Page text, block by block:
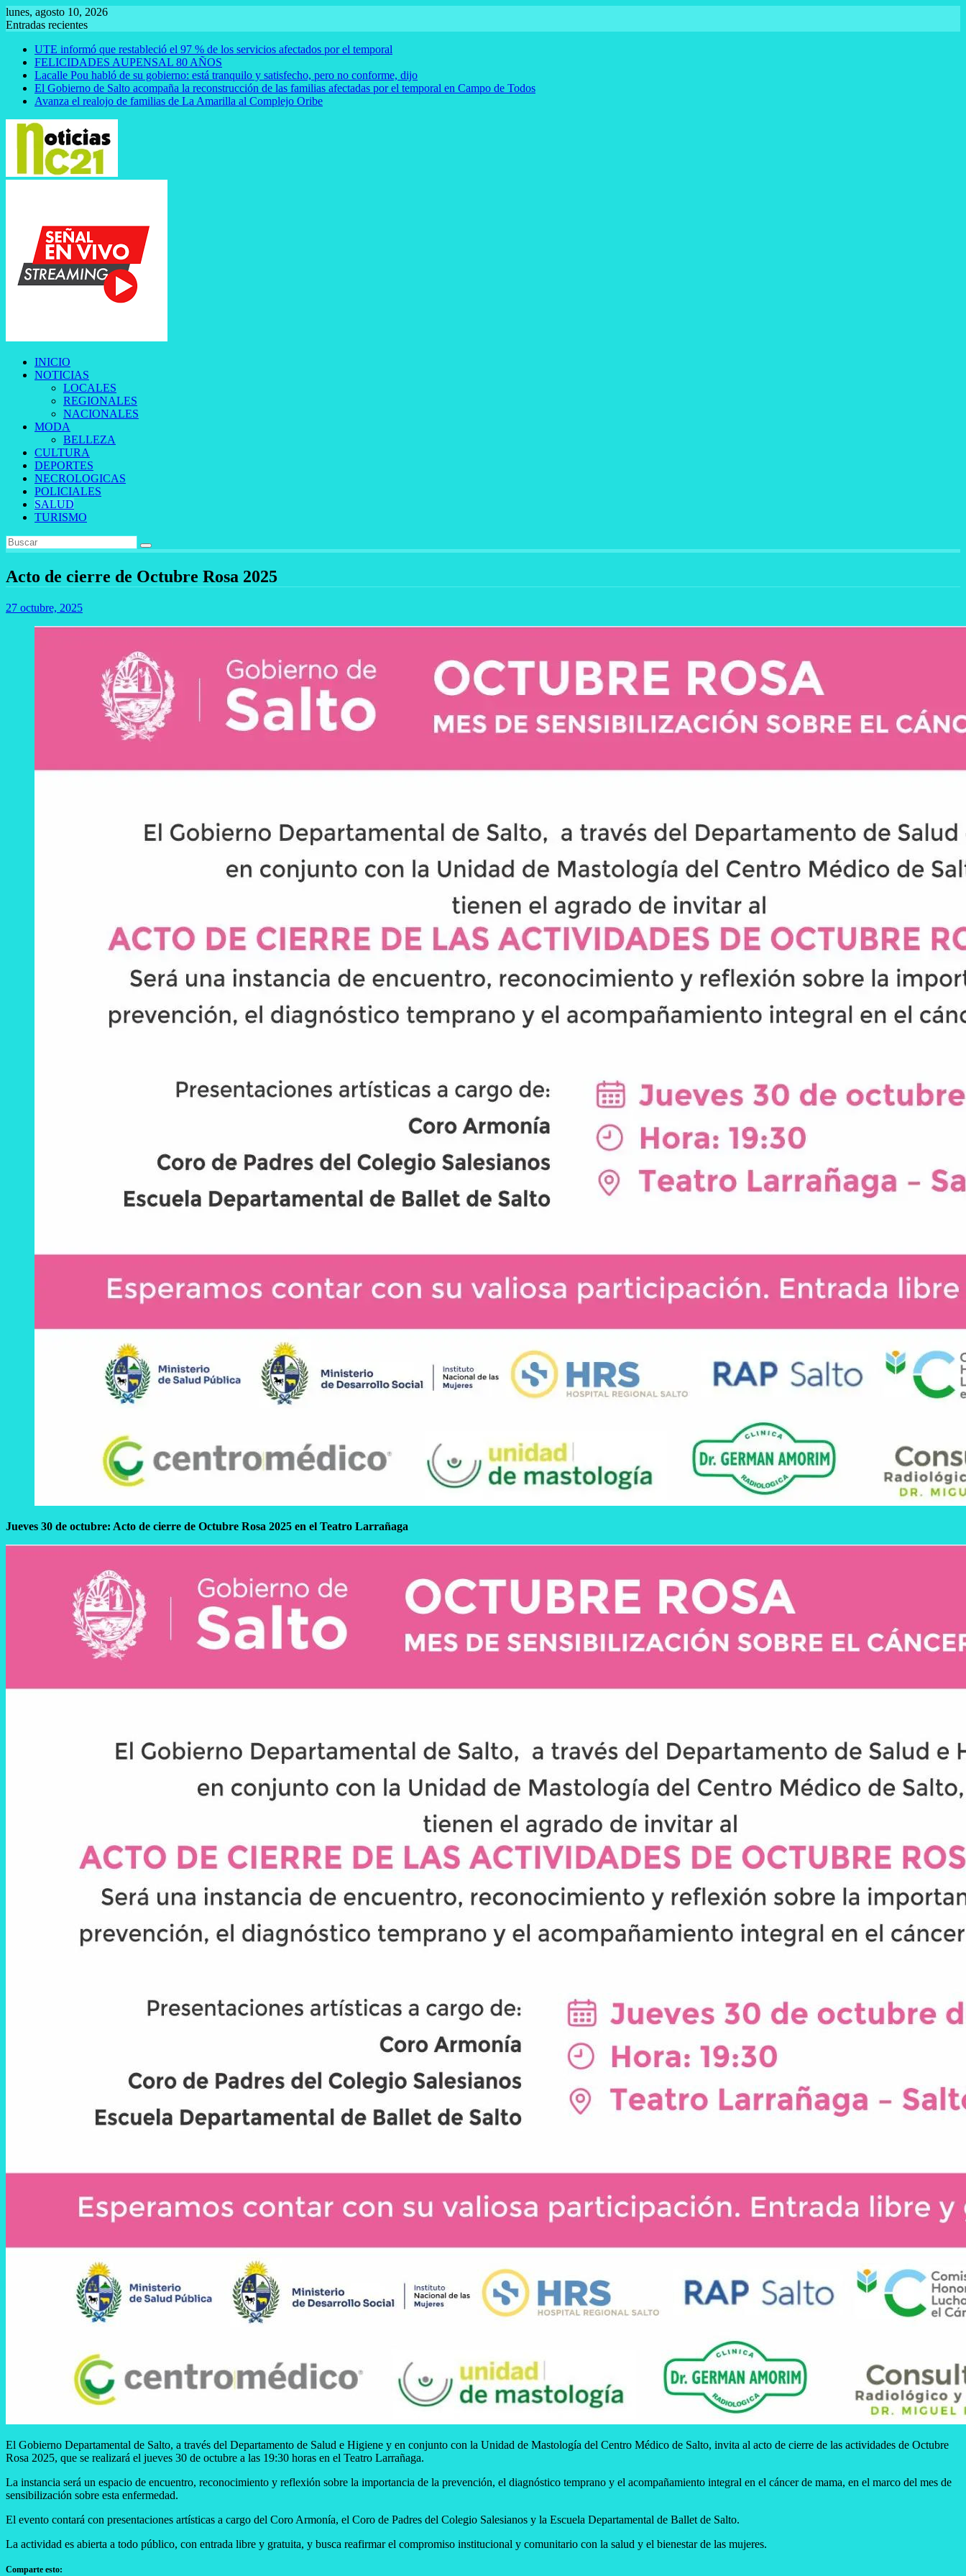
Saltar
al
lunes, agosto 10, 2026
Entradas recientes
UTE informó que restableció el 97 % de los servicios afectados por el temporal
FELICIDADES AUPENSAL 80 AÑOS
Lacalle Pou habló de su gobierno: está tranquilo y satisfecho, pero no conforme, dijo
El Gobierno de Salto acompaña la reconstrucción de las familias afectadas por el temporal en Campo de Todos
Avanza el realojo de familias de La Amarilla al Complejo Oribe
INICIO
NOTICIAS
LOCALES
REGIONALES
NACIONALES
MODA
BELLEZA
CULTURA
DEPORTES
NECROLOGICAS
POLICIALES
SALUD
TURISMO
Acto de cierre de Octubre Rosa 2025
27 octubre, 2025
Jueves 30 de octubre: Acto de cierre de Octubre Rosa 2025 en el Teatro Larrañaga
El Gobierno Departamental de Salto, a través del Departamento de Salud e Higiene y en conjunto con la Unidad de Mastología del Centro Médico de Salto, invita al acto de cierre de las actividades de Octubre
Rosa 2025, que se realizará el jueves 30 de octubre a las 19:30 horas en el Teatro Larrañaga.
La instancia será un espacio de encuentro, reconocimiento y reflexión sobre la importancia de la prevención, el diagnóstico temprano y el acompañamiento integral en el cáncer de mama, en el marco del mes de
sensibilización sobre esta enfermedad.
El evento contará con presentaciones artísticas a cargo del Coro Armonía, el Coro de Padres del Colegio Salesianos y la Escuela Departamental de Ballet de Salto.
La actividad es abierta a todo público, con entrada libre y gratuita, y busca reafirmar el compromiso institucional y comunitario con la salud y el bienestar de las mujeres.
Comparte esto: